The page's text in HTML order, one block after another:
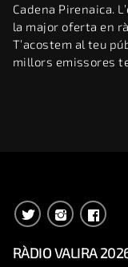
Cadena Pirenaica.
la major oferta en
T’acostem al teu
millors emissores
RÀDIO VALIRA